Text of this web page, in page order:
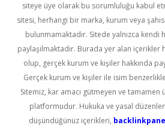
siteye üye olarak bu sorumluluğu kabul
sitesi, herhangi bir marka, kurum veya
bulunmamaktadır. Sitede yalnızca kendi
paylaşılmaktadır. Burada yer alan içerikler
olup, gerçek kurum ve kişiler hakkında
Gerçek kurum ve kişiler ile isim
Sitemiz, kar amacı gütmeyen ve tamamen
platformudur. Hukuka ve yasal
düşündüğünüz içerikleri,